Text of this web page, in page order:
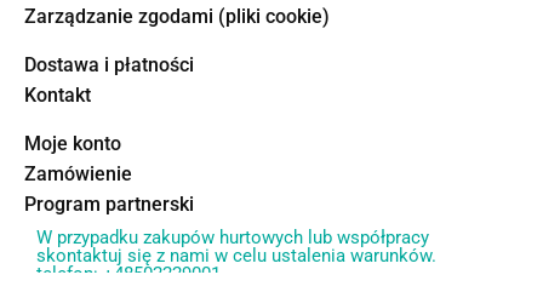
Zarządzanie zgodami (pliki cookie)
Dostawa i płatności
Kontakt
Moje konto
Zamówienie
Program partnerski
W przypadku zakupów hurtowych lub współpracy
skontaktuj się z nami w celu ustalenia warunków.
telefon: +48502229001